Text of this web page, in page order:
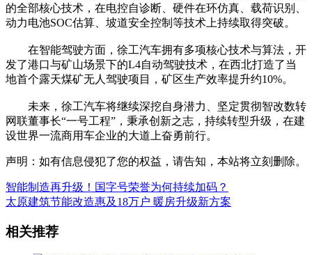
的全部核心技术，在电控自诊断、硬件在环仿真、载荷识别、
动力电池SOC估算、坡道安全控制等技术上持续取得突破。
在智能驾驶方面，徐工汽车拥有多项核心技术与算法，开
发了港口与矿山场景下的L4自动驾驶技术，在西北打造了当
地首个露天煤矿无人驾驶项目，矿区生产效率提升约10%。
未来，徐工汽车将继续深挖自身潜力、坚定贯彻智改数转
网联董事长“一号工程”，秉承创新之志，持续转型升级，在建
设世界一流商用车企业的大道上奋勇前行。
声明：如有信息侵犯了您的权益，请告知，本站将立刻删除。
智能制造再升级！国字号荣誉为何持续加码？
太原建筑节能改造惠及18万户 暖房升级新方案
相关推荐